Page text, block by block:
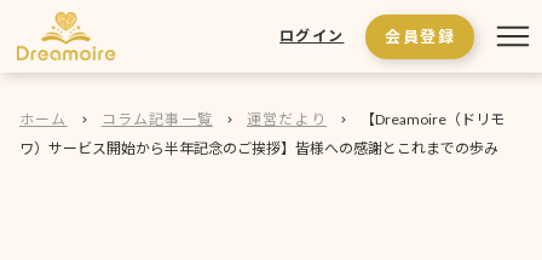
ログイン 会員登録
ホーム コラム記事一覧 運営だより
【Dreamoire（ドリモ
ワ）サービス開始から半年記念のご挨拶】皆様への感謝とこれまでの歩み